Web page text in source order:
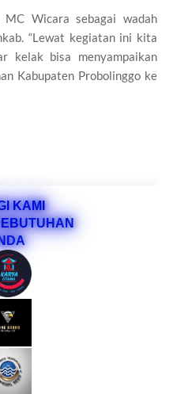
Wicara sebagai wadah
“Lewat kegiatan ini kita
kelak bisa menyampaikan
Kabupaten Probolinggo ke
KAMI